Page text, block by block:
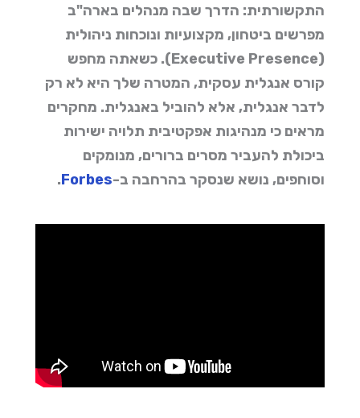
התקשורתית: הדרך שבה מנהלים בארה"ב
מפרשים ביטחון, מקצועיות ונוכחות ניהולית
(Executive Presence). כשאתה מחפש
קורס אנגלית עסקית, המטרה שלך היא לא רק
לדבר אנגלית, אלא להוביל באנגלית. מחקרים
מראים כי מנהיגות אפקטיבית תלויה ישירות
ביכולת להעביר מסרים ברורים, מנומקים
וסוחפים, נושא שנסקר בהרחבה ב-Forbes
.